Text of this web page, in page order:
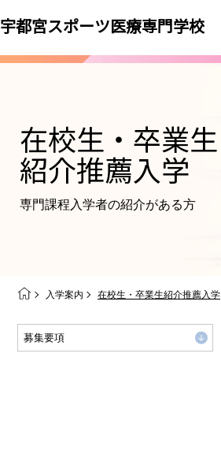
宇都宮スポーツ医療専門学校
在校生・卒業生
紹介推薦入学
専門課程入学者の紹介がある方
入学案内 在校生・卒業生紹介推薦入学
募集要項